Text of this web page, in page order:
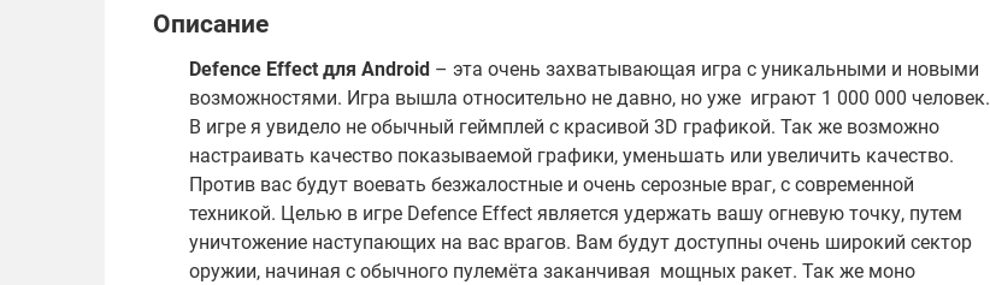
Описание
Defence Effect для Android – эта очень захватывающая игра с уникальными и новыми
возможностями. Игра вышла относительно не давно, но уже играют 1 000 000 человек.
В игре я увидело не обычный геймплей с красивой 3D графикой. Так же возможно
настраивать качество показываемой графики, уменьшать или увеличить качество.
Против вас будут воевать безжалостные и очень серозные враг, с современной
техникой. Целью в игре Defence Effect является удержать вашу огневую точку, путем
уничтожение наступающих на вас врагов. Вам будут доступны очень широкий сектор
оружии, начиная с обычного пулемёта заканчивая мощных ракет. Так же моно